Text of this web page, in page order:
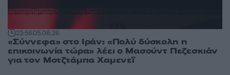
22:5805.08.26
«Σύννεφα» στο Ιράν: «Πολύ δύσκολη η
επικοινωνία τώρα» λέει ο Μασούντ Πεζεσκιάν
για τον Μοτζτάμπα Χαμενεΐ